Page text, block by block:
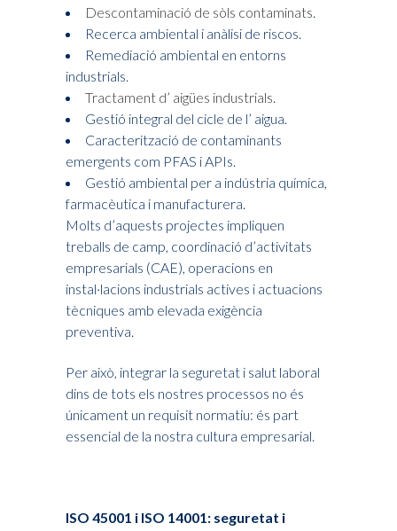
Descontaminació de sòls contaminats.
Recerca ambiental i anàlisi de riscos.
Remediació ambiental en entorns
industrials.
Tractament d’ aigües industrials.
Gestió integral del cicle de l’ aigua.
Caracterització de contaminants
emergents com PFAS i APIs.
Gestió ambiental per a indústria química,
farmacèutica i manufacturera.
Molts d’aquests projectes impliquen
treballs de camp, coordinació d’activitats
empresarials (CAE), operacions en
instal·lacions industrials actives i actuacions
tècniques amb elevada exigència
preventiva.
Per això, integrar la seguretat i salut laboral
dins de tots els nostres processos no és
únicament un requisit normatiu: és part
essencial de la nostra cultura empresarial.
ISO 45001 i ISO 14001: seguretat i